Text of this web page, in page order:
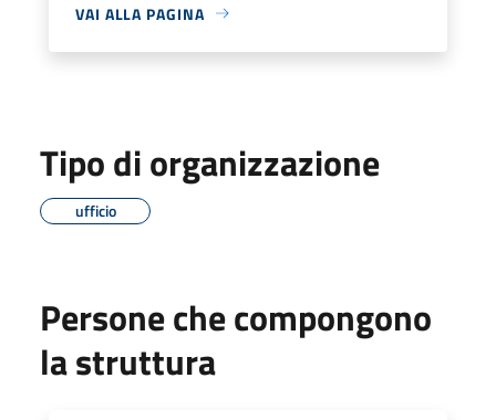
VAI ALLA PAGINA
Tipo di organizzazione
ufficio
Persone che compongono
la struttura